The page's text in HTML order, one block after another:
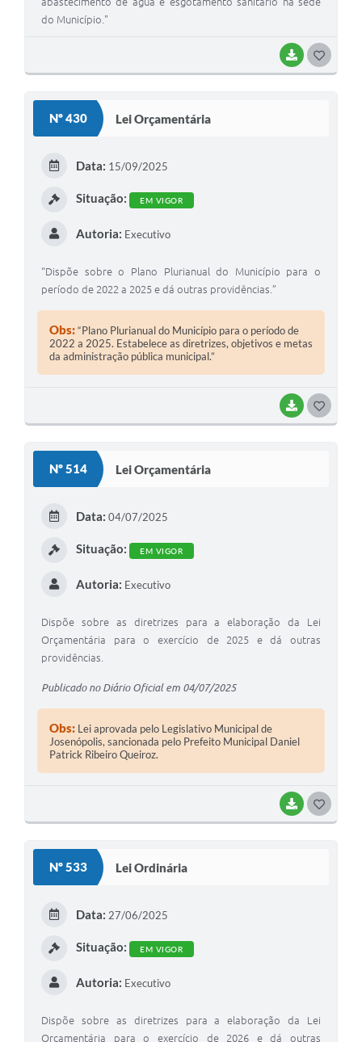
BAIXAR
do Município."
Nº 430 Lei Orçamentária
BAIXAR
Data: 15/09/2025
Situação: EM VIGOR
Autoria: Executivo
“Dispõe sobre o Plano Plurianual do Município para o
período de 2022 a 2025 e dá outras providências.”
Obs:“Plano Plurianual do Município para o período de
2022 a 2025. Estabelece as diretrizes, objetivos e metas
da administração pública municipal.”
Nº 514 Lei Orçamentária
BAIXAR
Data: 04/07/2025
Situação: EM VIGOR
Autoria: Executivo
Dispõe sobre as diretrizes para a elaboração da Lei
Orçamentária para o exercício de 2025 e dá outras
providências.
Publicado no Diário Oficial em 04/07/2025
Obs: Lei aprovada pelo Legislativo Municipal de
Josenópolis, sancionada pelo Prefeito Municipal Daniel
Patrick Ribeiro Queiroz.
Nº 533 Lei Ordinária
Data: 27/06/2025
Situação: EM VIGOR
Autoria: Executivo
Dispõe sobre as diretrizes para a elaboração da Lei
Orçamentária para o exercício de 2026 e dá outras